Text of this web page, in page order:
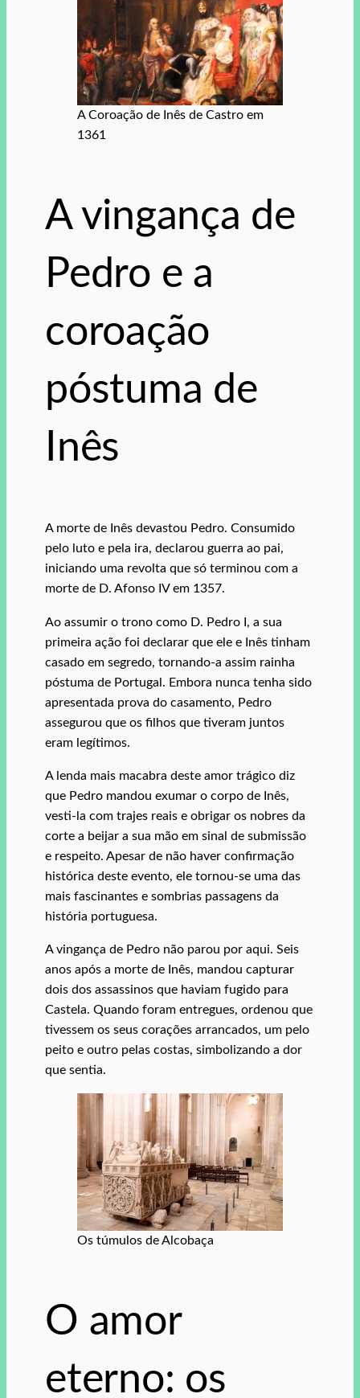
A Coroação de Inês de Castro em
1361
A vingança de
Pedro e a
coroação
póstuma de
Inês
A morte de Inês devastou Pedro. Consumido
pelo luto e pela ira, declarou guerra ao pai,
iniciando uma revolta que só terminou com a
morte de D. Afonso IV em 1357.
Ao assumir o trono como D. Pedro I, a sua
primeira ação foi declarar que ele e Inês tinham
casado em segredo, tornando-a assim rainha
póstuma de Portugal. Embora nunca tenha sido
apresentada prova do casamento, Pedro
assegurou que os filhos que tiveram juntos
eram legítimos.
A lenda mais macabra deste amor trágico diz
que Pedro mandou exumar o corpo de Inês,
vesti-la com trajes reais e obrigar os nobres da
corte a beijar a sua mão em sinal de submissão
e respeito. Apesar de não haver confirmação
histórica deste evento, ele tornou-se uma das
mais fascinantes e sombrias passagens da
história portuguesa.
A vingança de Pedro não parou por aqui. Seis
anos após a morte de Inês, mandou capturar
dois dos assassinos que haviam fugido para
Castela. Quando foram entregues, ordenou que
tivessem os seus corações arrancados, um pelo
peito e outro pelas costas, simbolizando a dor
que sentia.
Os túmulos de Alcobaça
O amor
eterno: os